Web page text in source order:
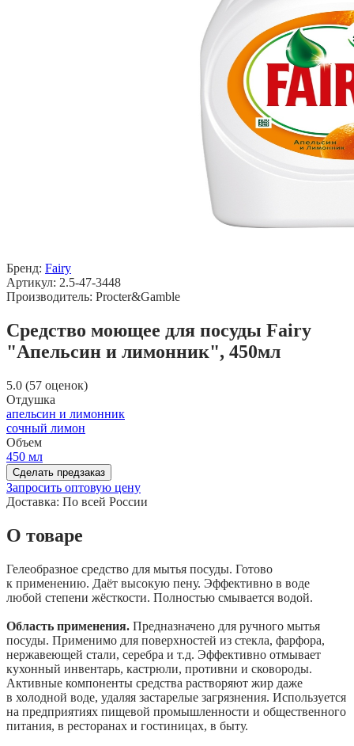
Бренд: Fairy
Артикул: 2.5-47-3448
Производитель: Procter&Gamble
Средство моющее для посуды Fairy
"Апельсин и лимонник", 450мл
5.0 (57 оценок)
Отдушка
апельсин и лимонник
сочный лимон
Объем
450 мл
Сделать предзаказ
Запросить оптовую цену
Доставка: По всей России
О товаре
Гелеобразное средство для мытья посуды. Готово
к применению. Даёт высокую пену. Эффективно в воде
любой степени жёсткости. Полностью смывается водой.
Область применения. Предназначено для ручного мытья
посуды. Применимо для поверхностей из стекла, фарфора,
нержавеющей стали, серебра и т.д. Эффективно отмывает
кухонный инвентарь, кастрюли, противни и сковороды.
Активные компоненты средства растворяют жир даже
в холодной воде, удаляя застарелые загрязнения. Используется
на предприятиях пищевой промышленности и общественного
питания, в ресторанах и гостиницах, в быту.